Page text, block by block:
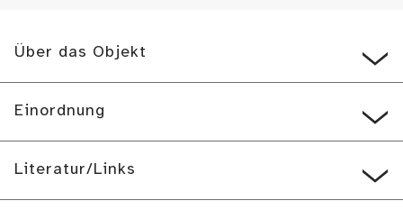
Über das Objekt
Einordnung
Literatur/Links